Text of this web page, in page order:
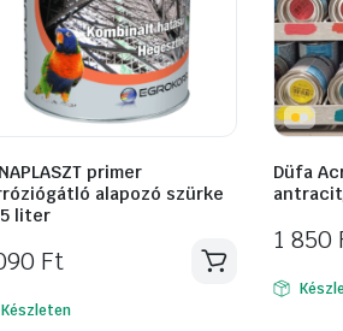
primer
alapozó szürke
liter
Ft
Készleten
Düfa
1 850